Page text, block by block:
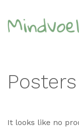
navigation
content
Posters
It looks like no